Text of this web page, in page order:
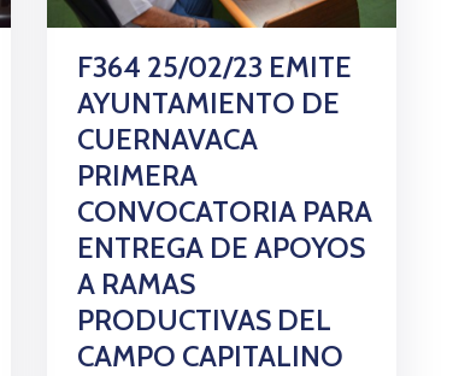
F364 25/02/23 EMITE
AYUNTAMIENTO DE
CUERNAVACA
PRIMERA
CONVOCATORIA PARA
ENTREGA DE APOYOS
A RAMAS
PRODUCTIVAS DEL
CAMPO CAPITALINO